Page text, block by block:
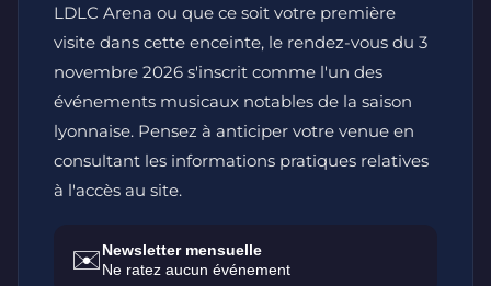
LDLC Arena ou que ce soit votre première
visite dans cette enceinte, le rendez-vous du 3
novembre 2026 s'inscrit comme l'un des
événements musicaux notables de la saison
lyonnaise. Pensez à anticiper votre venue en
consultant les informations pratiques relatives
à l'accès au site.
✉️Newsletter mensuelle
Ne ratez aucun événement